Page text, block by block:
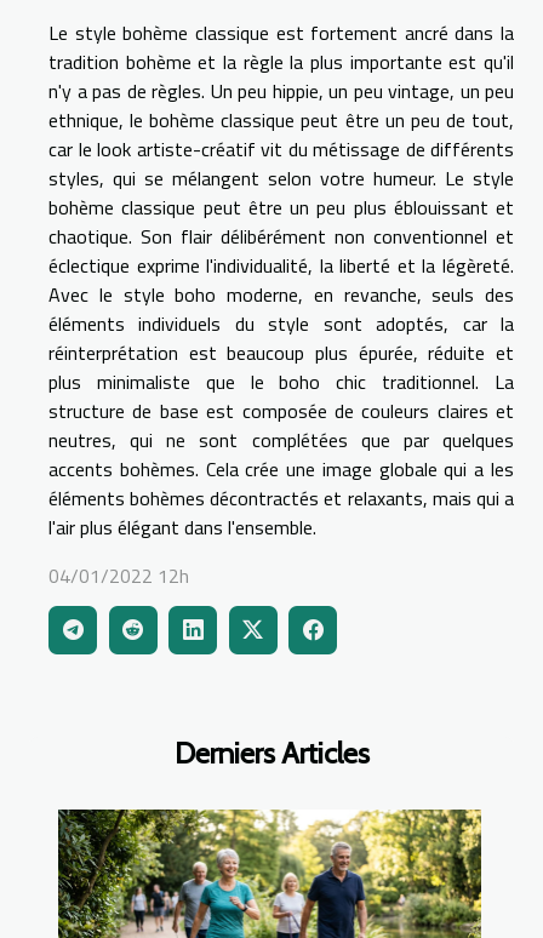
Derniers Articles
Le style bohème classique est fortement ancré dans la
tradition bohème et la règle la plus importante est qu'il
n'y a pas de règles. Un peu hippie, un peu vintage, un peu
ethnique, le bohème classique peut être un peu de tout,
car le look artiste-créatif vit du métissage de différents
styles, qui se mélangent selon votre humeur. Le style
bohème classique peut être un peu plus éblouissant et
chaotique. Son flair délibérément non conventionnel et
éclectique exprime l'individualité, la liberté et la légèreté.
Avec le style boho moderne, en revanche, seuls des
éléments individuels du style sont adoptés, car la
réinterprétation est beaucoup plus épurée, réduite et
plus minimaliste que le boho chic traditionnel. La
structure de base est composée de couleurs claires et
neutres, qui ne sont complétées que par quelques
accents bohèmes. Cela crée une image globale qui a les
éléments bohèmes décontractés et relaxants, mais qui a
l'air plus élégant dans l'ensemble.
04/01/2022 12h